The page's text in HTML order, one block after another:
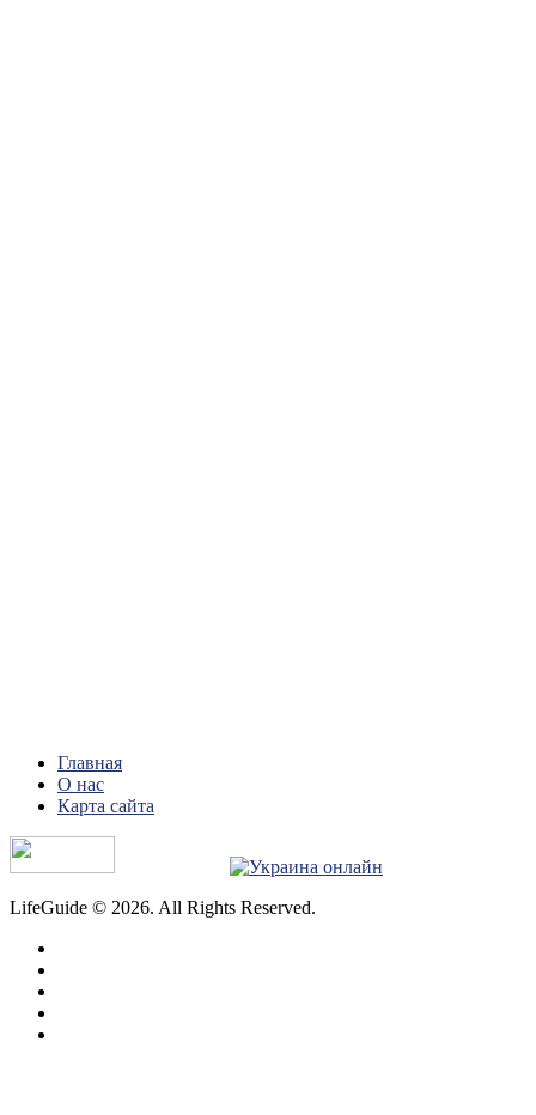
Главная
О нас
Карта сайта
LifeGuide © 2026. All Rights Reserved.